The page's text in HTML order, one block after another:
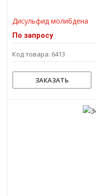
Дисульфид молибдена
По запросу
Код товара: 6413
ЗАКАЗАТЬ